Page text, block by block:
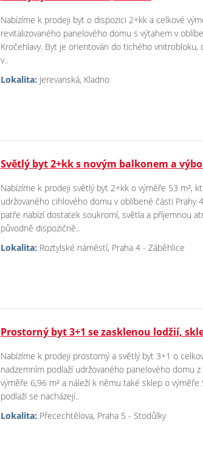
Nabízíme k prodeji byt o dispozici 2+kk a celkové
revitalizovaného panelového domu s výtahem v
Kročehlavy. Byt je orientován do tichého
v..
Lokalita: Jerevanská, Kladno
Světlý byt 2+kk s novým balkonem a
Nabízíme k prodeji světlý byt 2+kk o výměře 53 m²,
udržovaného cihlového domu v oblíbené části Prahy
patře nabízí dostatek soukromí, světla a příjemnou
původně dispozičně..
Lokalita: Roztylské náměstí, Praha 4 - Záběhlice
Prostorný byt 3+1 se zasklenou lodžií,
Nabízíme k prodeji prostorný a světlý byt 3+1 o
nadzemním podlaží udržovaného panelového domu
výměře 6,96 m² a náleží k němu také sklep o
podlaží se nacházejí..
Lokalita: Přecechtělova, Praha 5 - Stodůlky